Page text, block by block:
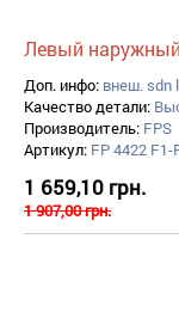
Левый
Доп. инфо: внеш. sdn
Качество детали:
Производитель: FPS
Артикул: FP 4422 F1-
1 659,10 грн.
1 907,00 грн.